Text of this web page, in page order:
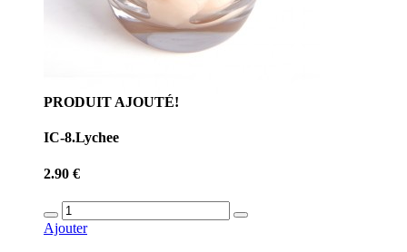
PRODUIT AJOUTÉ!
IC-8.Lychee
2.90 €
Ajouter